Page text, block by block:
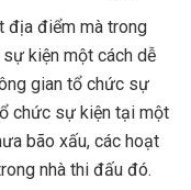
địa điểm mà trong
kiện một cách dễ
gian tổ chức sự
chức sự kiện tại một
bão xấu, các hoạt
nhà thi đấu đó.